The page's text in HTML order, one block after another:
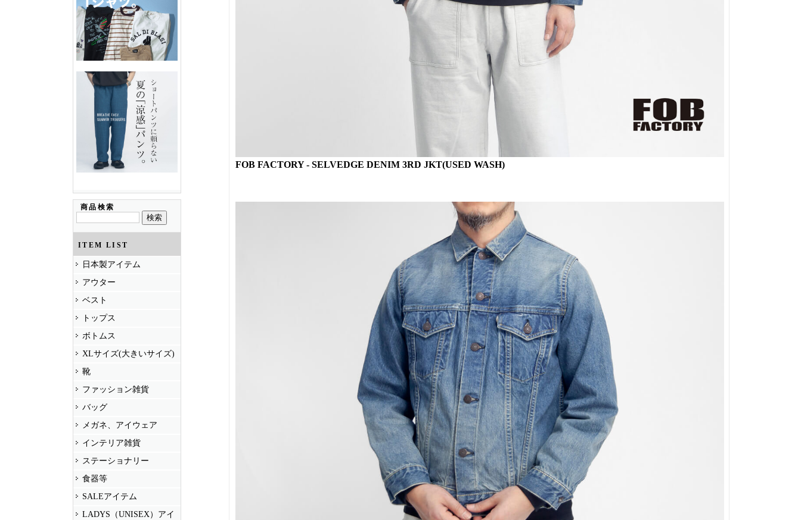
商品検索
ITEM LIST
日本製アイテム
アウター
ベスト
トップス
ボトムス
XLサイズ(大きいサイズ)
靴
ファッション雑貨
バッグ
メガネ、アイウェア
インテリア雑貨
ステーショナリー
食器等
SALEアイテム
LADYS（UNISEX）アイ
FOB FACTORY - SELVEDGE DENIM 3RD JKT(USED WASH)